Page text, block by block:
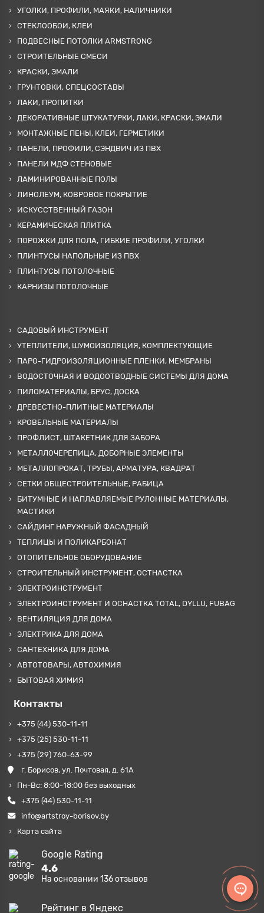
УГОЛКИ, ПРОФИЛИ, МАЯКИ, НАЛИЧНИКИ
СТЕКЛООБОИ, КЛЕИ
ПОДВЕСНЫЕ ПОТОЛКИ ARMSTRONG
СТРОИТЕЛЬНЫЕ СМЕСИ
КРАСКИ, ЭМАЛИ
ГРУНТОВКИ, СПЕЦСОСТАВЫ
ЛАКИ, ПРОПИТКИ
ДЕКОРАТИВНЫЕ ШТУКАТУРКИ, ЛАКИ, КРАСКИ, ЭМАЛИ
МОНТАЖНЫЕ ПЕНЫ, КЛЕИ, ГЕРМЕТИКИ
ПАНЕЛИ, ПРОФИЛИ, СЭНДВИЧ ИЗ ПВХ
ПАНЕЛИ МДФ СТЕНОВЫЕ
ЛАМИНИРОВАННЫЕ ПОЛЫ
ЛИНОЛЕУМ, КОВРОВОЕ ПОКРЫТИЕ
ИСКУССТВЕННЫЙ ГАЗОН
КЕРАМИЧЕСКАЯ ПЛИТКА
ПОРОЖКИ ДЛЯ ПОЛА, ГИБКИЕ ПРОФИЛИ, УГОЛКИ
ПЛИНТУСЫ НАПОЛЬНЫЕ ИЗ ПВХ
ПЛИНТУСЫ ПОТОЛОЧНЫЕ
КАРНИЗЫ ПОТОЛОЧНЫЕ
САДОВЫЙ ИНСТРУМЕНТ
УТЕПЛИТЕЛИ, ШУМОИЗОЛЯЦИЯ, КОМПЛЕКТУЮЩИЕ
ПАРО-ГИДРОИЗОЛЯЦИОННЫЕ ПЛЕНКИ, МЕМБРАНЫ
ВОДОСТОЧНАЯ И ВОДООТВОДНЫЕ СИСТЕМЫ ДЛЯ ДОМА
ПИЛОМАТЕРИАЛЫ, БРУС, ДОСКА
ДРЕВЕСТНО-ПЛИТНЫЕ МАТЕРИАЛЫ
КРОВЕЛЬНЫЕ МАТЕРИАЛЫ
ПРОФЛИСТ, ШТАКЕТНИК ДЛЯ ЗАБОРА
МЕТАЛЛОЧЕРЕПИЦА, ДОБОРНЫЕ ЭЛЕМЕНТЫ
МЕТАЛЛОПРОКАТ, ТРУБЫ, АРМАТУРА, КВАДРАТ
СЕТКИ ОБЩЕСТРОИТЕЛЬНЫЕ, РАБИЦА
БИТУМНЫЕ И НАПЛАВЛЯЕМЫЕ РУЛОННЫЕ МАТЕРИАЛЫ,
МАСТИКИ
САЙДИНГ НАРУЖНЫЙ ФАСАДНЫЙ
ТЕПЛИЦЫ И ПОЛИКАРБОНАТ
ОТОПИТЕЛЬНОЕ ОБОРУДОВАНИЕ
СТРОИТЕЛЬНЫЙ ИНСТРУМЕНТ, ОСТНАСТКА
ЭЛЕКТРОИНСТРУМЕНТ
ЭЛЕКТРОИНСТРУМЕНТ И ОСНАСТКА TOTAL, DYLLU, FUBAG
ВЕНТИЛЯЦИЯ ДЛЯ ДОМА
ЭЛЕКТРИКА ДЛЯ ДОМА
САНТЕХНИКА ДЛЯ ДОМА
АВТОТОВАРЫ, АВТОХИМИЯ
БЫТОВАЯ ХИМИЯ
Контакты
+375 (44) 530-11-11
+375 (25) 530-11-11
+375 (29) 760-63-99
г. Борисов, ул. Почтовая, д. 61А
Пн-Вс: 8:00-18:00 без выходных
+375 (44) 530-11-11
info@artstroy-borisov.by
Карта сайта
Google Rating
4.6
На основании 136отзывов
Рейтинг в Яндекс